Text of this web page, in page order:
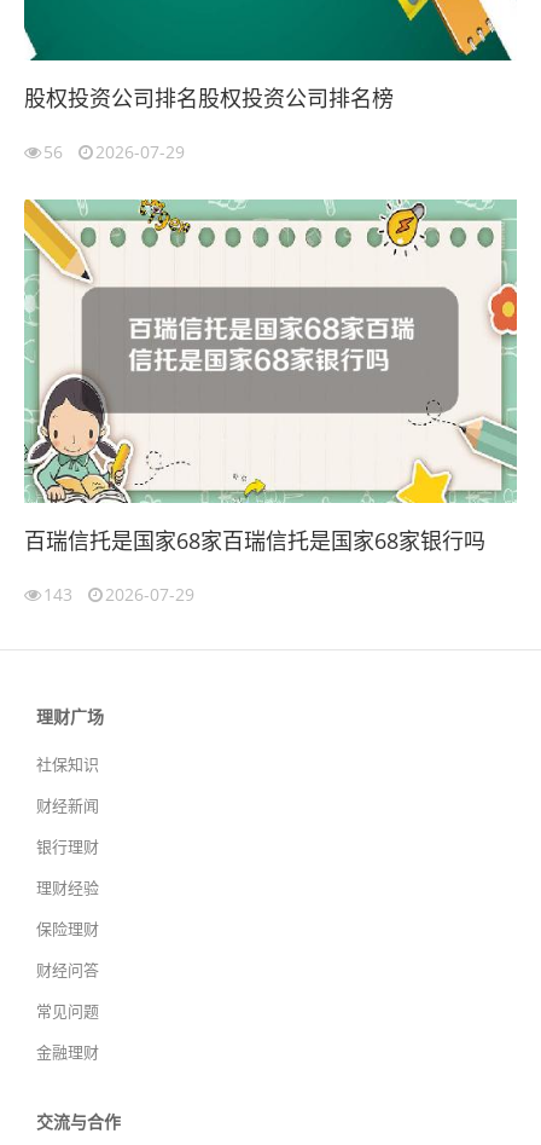
股权投资公司排名股权投资公司排名榜
56 2026-07-29
百瑞信托是国家68家百瑞信托是国家68家银行吗
143 2026-07-29
理财广场
社保知识
财经新闻
银行理财
理财经验
保险理财
财经问答
常见问题
金融理财
交流与合作